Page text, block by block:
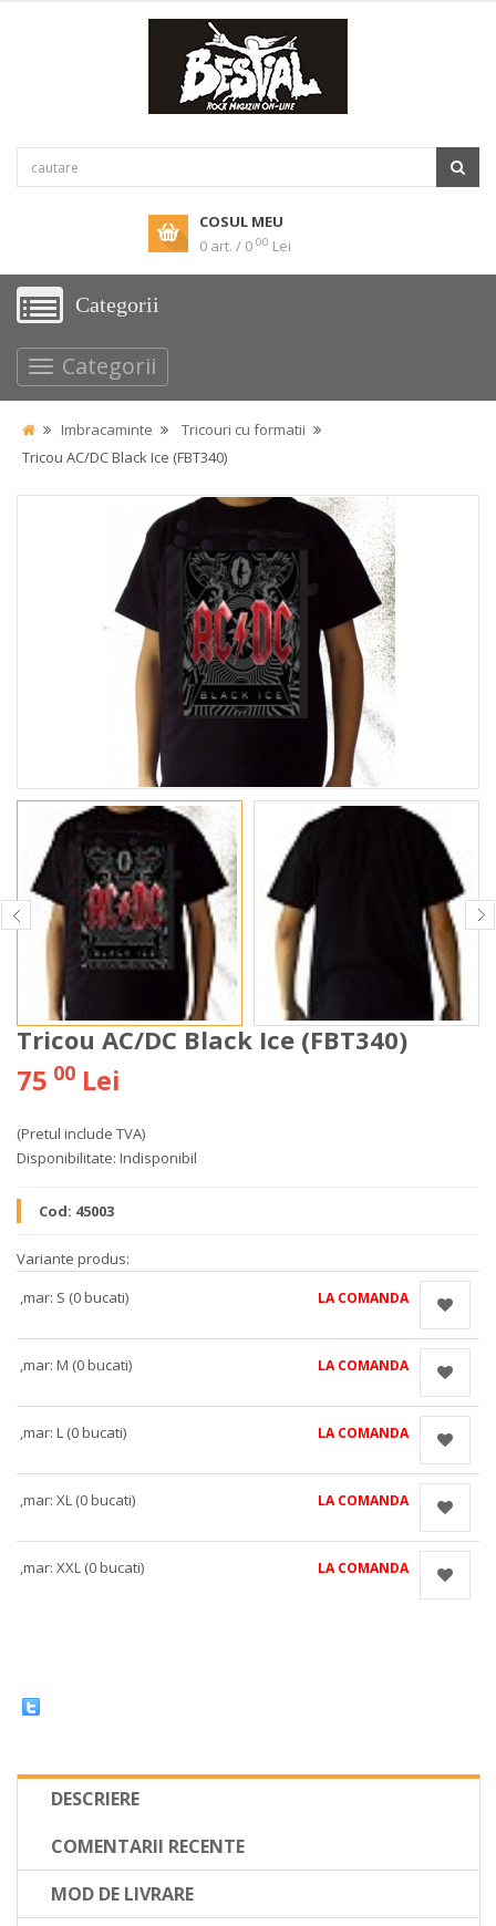
COSUL MEU
0 art. / 0 00 Lei
Categorii
Categorii
Imbracaminte
Tricouri cu formatii
Tricou AC/DC Black Ice (FBT340)
Tricou AC/DC Black Ice (FBT340)
75 00 Lei
(Pretul include TVA)
Disponibilitate: Indisponibil
Cod: 45003
Variante produs:
,mar: S (0 bucati)
LA COMANDA
,mar: M (0 bucati) LA COMANDA
,mar: L (0 bucati) LA COMANDA
,mar: XL (0 bucati) LA COMANDA
,mar: XXL (0 bucati) LA COMANDA
DESCRIERE
COMENTARII RECENTE
MOD DE LIVRARE